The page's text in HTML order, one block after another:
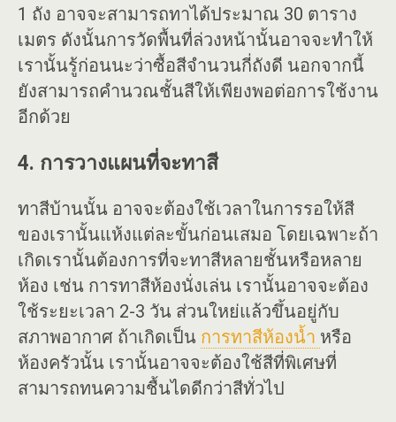
1 ถัง อาจจะสามารถทาได้ประมาณ 30 ตาราง
เมตร ดังนั้นการวัดพื้นที่ล่วงหน้านั้นอาจจะทำให้
เรานั้นรู้ก่อนนะว่าซื้อสีจำนวนกี่ถังดี นอกจากนี้
ยังสามารถคำนวณชั้นสีให้เพียงพอต่อการใช้งาน
อีกด้วย
4. การวางแผนที่จะทาสี
ทาสีบ้านนั้น อาจจะต้องใช้เวลาในการรอให้สี
ของเรานั้นแห้งแต่ละขั้นก่อนเสมอ โดยเฉพาะถ้า
เกิดเรานั้นต้องการที่จะทาสีหลายชั้นหรือหลาย
ห้อง เช่น การทาสีห้องนั่งเล่น เรานั้นอาจจะต้อง
ใช้ระยะเวลา 2-3 วัน ส่วนใหย่แล้วขึ้นอยู่กับ
สภาพอากาศ ถ้าเกิดเป็น การทาสีห้องน้ำ หรือ
ห้องครัวนั้น เรานั้นอาจจะต้องใช้สีที่พิเศษที่
สามารถทนความชื้นไดดีกว่าสีทั่วไป